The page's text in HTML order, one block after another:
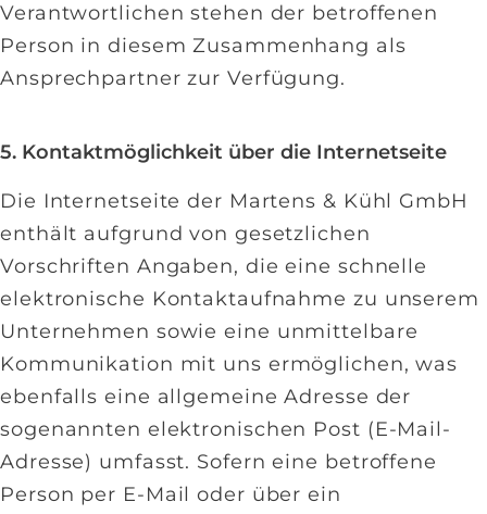
Verantwortlichen stehen der betroffenen
Person in diesem Zusammenhang als
Ansprechpartner zur Verfügung.
5. Kontaktmöglichkeit über die Internetseite
Die Internetseite der Martens & Kühl GmbH
enthält aufgrund von gesetzlichen
Vorschriften Angaben, die eine schnelle
elektronische Kontaktaufnahme zu unserem
Unternehmen sowie eine unmittelbare
Kommunikation mit uns ermöglichen, was
ebenfalls eine allgemeine Adresse der
sogenannten elektronischen Post (E-Mail-
Adresse) umfasst. Sofern eine betroffene
Person per E-Mail oder über ein